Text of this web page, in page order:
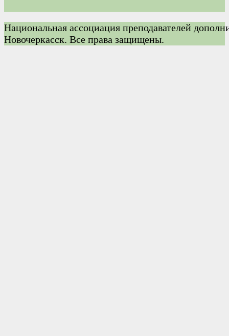
Национальная ассоциация преподавателей
Новочеркасск. Все права защищены.